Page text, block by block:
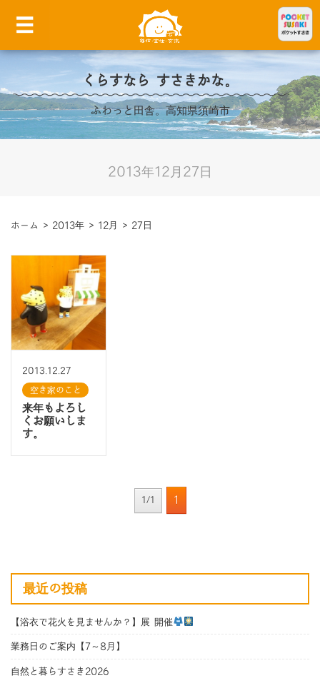
くらすなら すさきかな。
ふわっと田舎。高知県須崎市
2013年12月27日
ホーム > 2013年 > 12月 > 27日
2013.12.27
空き家のこと
来年もよろし
くお願いしま
す。
1/1 1
最近の投稿
【浴衣で花火を見ませんか？】展 開催
業務日のご案内【7～8月】
自然と暮らすさき2026